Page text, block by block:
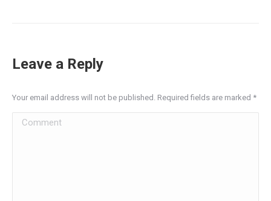
Leave a Reply
Your email address will not be published. Required fields are marked *
Comment